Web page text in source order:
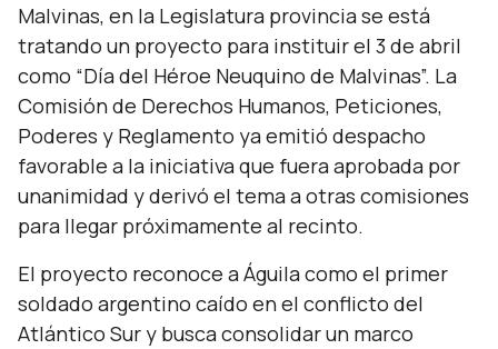
Malvinas, en la Legislatura provincia se está
tratando un proyecto para instituir el 3 de abril
como “Día del Héroe Neuquino de Malvinas”. La
Comisión de Derechos Humanos, Peticiones,
Poderes y Reglamento ya emitió despacho
favorable a la iniciativa que fuera aprobada por
unanimidad y derivó el tema a otras comisiones
para llegar próximamente al recinto.
El proyecto reconoce a Águila como el primer
soldado argentino caído en el conflicto del
Atlántico Sur y busca consolidar un marco